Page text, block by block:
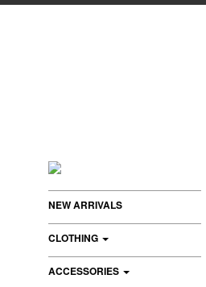
NEW ARRIVALS
CLOTHING
ACCESSORIES